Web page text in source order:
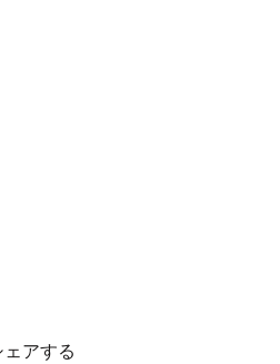
ェアする